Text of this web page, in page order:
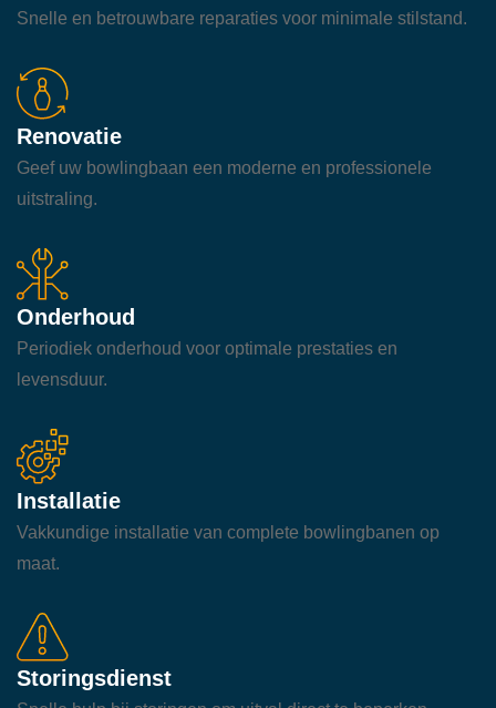
Snelle en betrouwbare reparaties voor minimale stilstand.
Renovatie
Geef uw bowlingbaan een moderne en professionele
uitstraling.
Onderhoud
Periodiek onderhoud voor optimale prestaties en
levensduur.
Installatie
Vakkundige installatie van complete bowlingbanen op
maat.
Storingsdienst